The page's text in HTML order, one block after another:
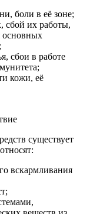
боли в её зоне;
сбой их работы,
основных
сбои в работе
кожи, её
существует
вскармливания